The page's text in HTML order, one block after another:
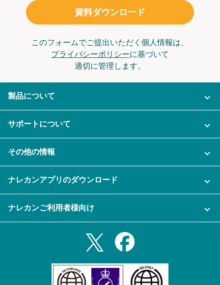
資料ダウンロード
このフォームでご提出いただく個人情報は、
プライバシーポリシーに基づいて
適切に管理します。
製品について
ご利用企業様の声
セキュリティ
資料をダウンロードする
メール自動転送機能
サポートについて
充実サポート
その他の情報
セミナー一覧
プライバシーポリシー
ナレカンアプリのダウンロード
Androidタブレットアプリ
ナレカンご利用者様向け